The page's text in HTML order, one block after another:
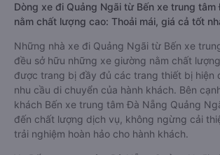
Dòng xe đi Quảng Ngãi từ Bến xe trung
nằm chất lượng cao: Thoải mái, giá cả tốt
Những nhà xe đi Quảng Ngãi từ Bến xe
đều sở hữu những xe giường nằm chất
được trang bị đầy đủ các trang thiết bị hiện
nhu cầu di chuyển của hành khách. Bên
khách Bến xe trung tâm Đà Nẵng Quảng
đến chất lượng dịch vụ, không ngừng cải
trải nghiệm hoàn hảo cho hành khách.